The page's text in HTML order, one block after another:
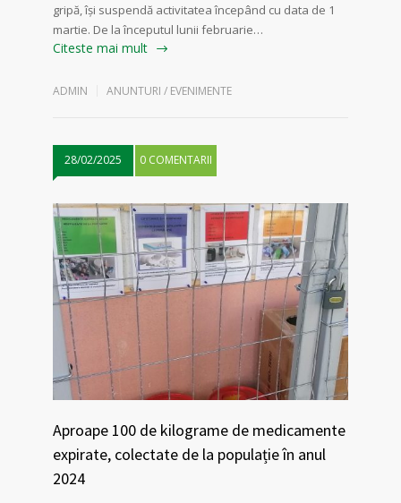
gripă, își suspendă activitatea începând cu data de 1
martie. De la începutul lunii februarie…
Citeste mai mult
ADMIN ANUNTURI / EVENIMENTE
28/02/2025 0 COMENTARII
Aproape 100 de kilograme de medicamente
expirate, colectate de la populație în anul
2024